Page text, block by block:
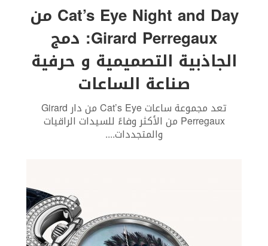
Cat’s Eye Night and Day من
Girard Perregaux: دمج
الجاذبية التصميمية و حرفية
صناعة الساعات
تعد مجموعة ساعات Cat’s Eye من دار Girard
Perregaux من الأكثر وفاءً للسيدات الراقيات
والمتجددات....